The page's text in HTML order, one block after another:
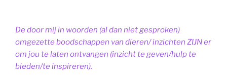
De door mij in woorden (al dan niet gesproken)
omgezette boodschappen van dieren/ inzichten ZIJN er
om jou te laten ontvangen (inzicht te geven/hulp te
bieden/te inspireren).